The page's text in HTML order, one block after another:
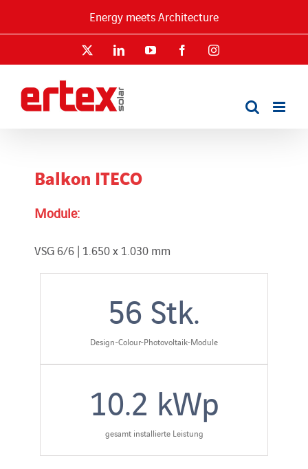
Energy meets Architecture
LinkedInYouTube FacebookInstagram
Balkon ITECO
Module:
VSG 6/6 | 1.650 x 1.030 mm
56 Stk.
Design-Colour-Photovoltaik-Module
10.2 kWp
gesamt installierte Leistung